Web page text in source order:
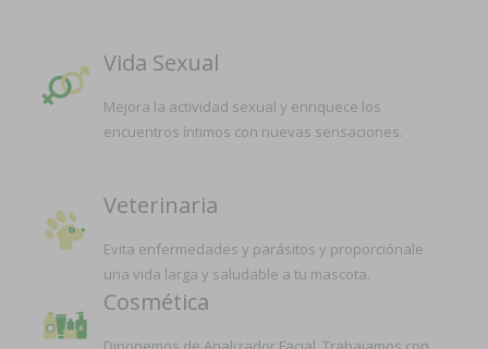
Vida Sexual
Mejora la actividad sexual y enriquece los
encuentros íntimos con nuevas sensaciones.
Veterinaria
Evita enfermedades y parásitos y proporciónale
una vida larga y saludable a tu mascota.
Cosmética